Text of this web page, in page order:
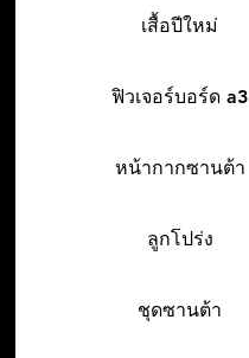
เสื้อปีใหม่
ฟิวเจอร์บอร์ด a3
หน้ากากซานต้า
ลูกโปร่ง
ชุดซานต้า